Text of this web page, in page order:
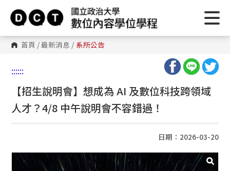
首頁 /最新消息 / 系所公告
::::::
【招生說明會】想成為 AI 及數位科技跨領域
人才？4/8 中午說明會不容錯過！
日期：2026-03-20